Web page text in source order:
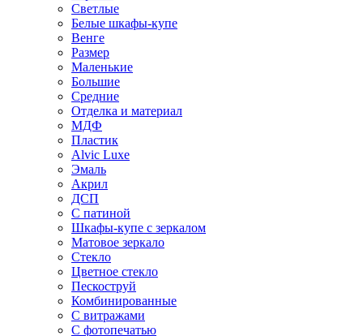
Светлые
Белые шкафы-купе
Венге
Размер
Маленькие
Большие
Средние
Отделка и материал
МДФ
Пластик
Alvic Luxe
Эмаль
Акрил
ДСП
С патиной
Шкафы-купе с зеркалом
Матовое зеркало
Стекло
Цветное стекло
Пескоструй
Комбинированные
С витражами
С фотопечатью